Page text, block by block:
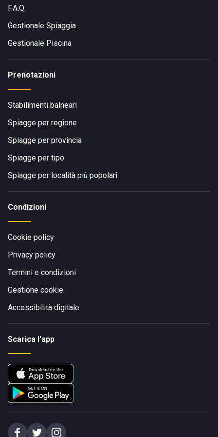
F.A.Q.
Gestionale Spiaggia
Gestionale Piscina
Prenotazioni
Stabilimenti balneari
Spiagge per regione
Spiagge per provincia
Spiagge per tipo
Spiagge per località più popolari
Condizioni
Cookie policy
Privacy policy
Termini e condizioni
Gestione cookie
Accessibilità digitale
Scarica l'app